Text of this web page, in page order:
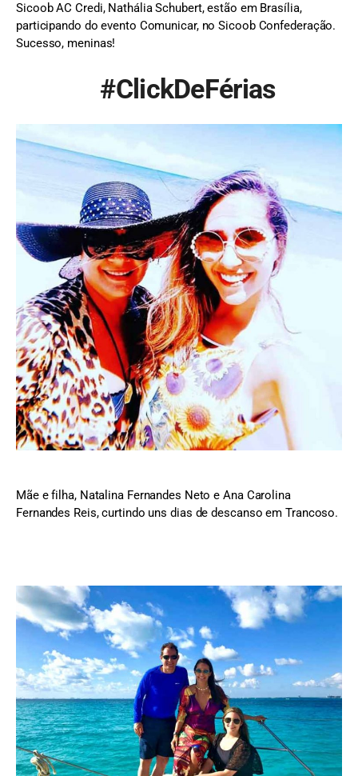
Sicoob AC Credi, Nathália Schubert, estão em Brasília,
participando do evento Comunicar, no Sicoob Confederação.
Sucesso, meninas!
#ClickDeFérias
Mãe e filha, Natalina Fernandes Neto e Ana Carolina
Fernandes Reis, curtindo uns dias de descanso em Trancoso.